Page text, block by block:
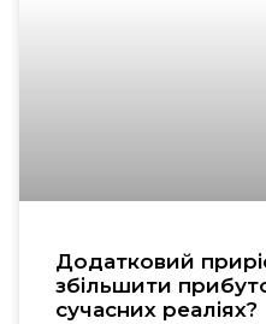
Додатковий
збільшити
сучасних реаліях?